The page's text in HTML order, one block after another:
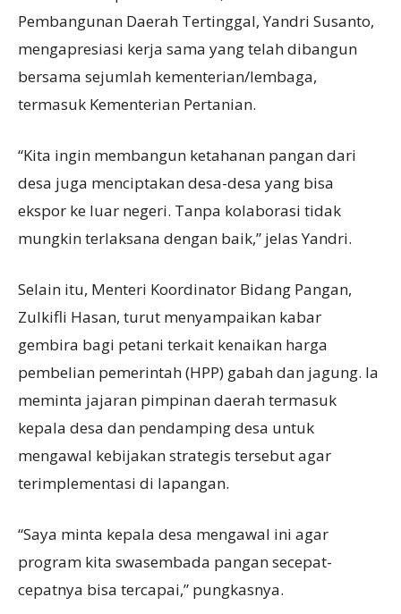
Pembangunan Daerah Tertinggal, Yandri Susanto,
mengapresiasi kerja sama yang telah dibangun
bersama sejumlah kementerian/lembaga,
termasuk Kementerian Pertanian.
“Kita ingin membangun ketahanan pangan dari
desa juga menciptakan desa-desa yang bisa
ekspor ke luar negeri. Tanpa kolaborasi tidak
mungkin terlaksana dengan baik,” jelas Yandri.
Selain itu, Menteri Koordinator Bidang Pangan,
Zulkifli Hasan, turut menyampaikan kabar
gembira bagi petani terkait kenaikan harga
pembelian pemerintah (HPP) gabah dan jagung. Ia
meminta jajaran pimpinan daerah termasuk
kepala desa dan pendamping desa untuk
mengawal kebijakan strategis tersebut agar
terimplementasi di lapangan.
“Saya minta kepala desa mengawal ini agar
program kita swasembada pangan secepat-
cepatnya bisa tercapai,” pungkasnya.